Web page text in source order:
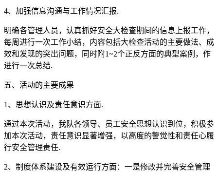
4、加强信息沟通与工作情况汇报.
明确各管理人员，认真抓好安全大检查期间的信息上报工作，
每周进行一次工作小结，内容包括大检查活动的主要做法、成
效和发现的突出问题，同时附1~2个正反方面的典型案例，作
进行一次总结.
五、活动的主要成果
1、思想认识及责任意识方面.
通过本次活动，我队各领导、员工安全思想认识到位，积极参
加本次活动，责任意识显著增强，以高度的警觉性和责任心履
行安全管理责任.
2、制度体系建设及有效运行方面：一是修改并完善安全管理